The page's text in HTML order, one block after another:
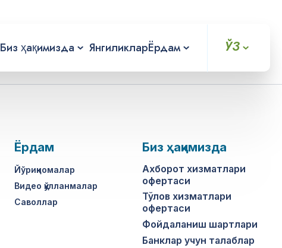
Биз ҳақимизда ЯнгиликларЁрдам ЎЗ
Ёрдам
Йўриқномалар
Видео қўлланмалар
Саволлар
Биз ҳақимизда
Ахборот хизматлари
офертаси
Тўлов хизматлари
офертаси
Фойдаланиш шартлари
Банклар учун талаблар